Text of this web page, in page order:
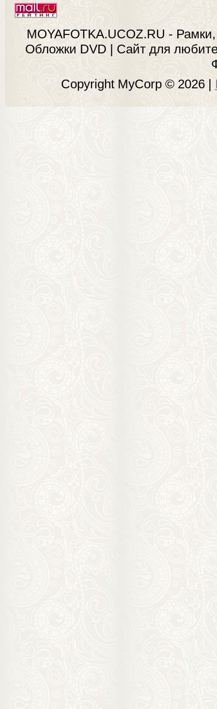
MOYAFOTKA.UCOZ.RU -
Обложки DVD | Сайт для
Copyright MyCorp © 2026 |